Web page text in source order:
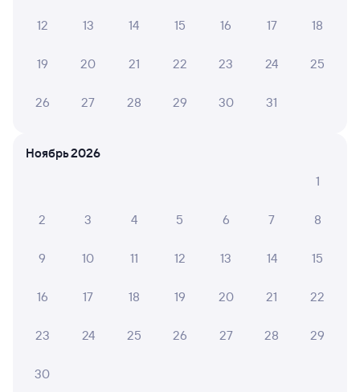
Выбор любимых мест на схемах вагонов
Подробные ответы на вопросы о поездке или
СМС-сопровождение до посадки в поезд
Что нужно, чтобы сесть в поезд?
Как поменять билет на другую дату или
Как вернуть билет?
Что делать, если ошибся при вводе данных
пассажира?
12 13 14 15 16 17 18
19 20 21 22 23 24 25
26 27 28 29 30 31
Ноябрь 2026
1
2 3 4 5 6 7 8
9 10 11 12 13 14 15
16 17 18 19 20 21 22
23 24 25 26 27 28 29
30